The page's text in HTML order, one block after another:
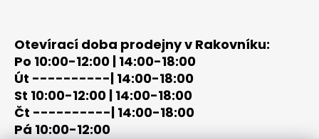
Otevírací doba prodejny v Rakovníku:
Po 10:00-12:00 | 14:00-18:00
Út ----------| 14:00-18:00
St 10:00-12:00 | 14:00-18:00
Čt ----------| 14:00-18:00
Pá 10:00-12:00